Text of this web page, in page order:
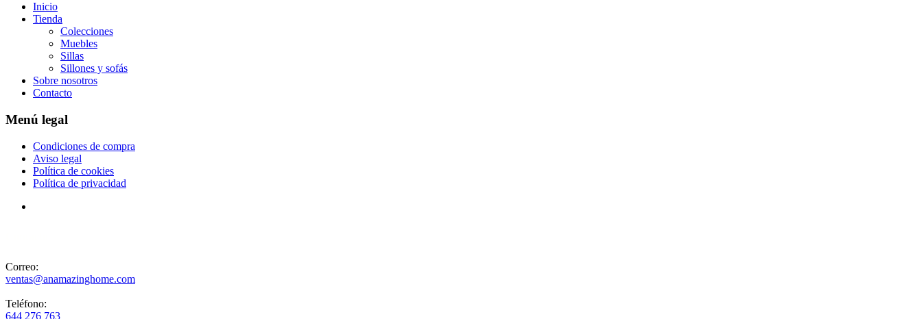
Inicio
Tienda
Colecciones
Muebles
Sillas
Sillones y sofás
Sobre nosotros
Contacto
Menú legal
Condiciones de compra
Aviso legal
Política de cookies
Política de privacidad
Correo:
ventas@anamazinghome.com
Teléfono:
644 276 763